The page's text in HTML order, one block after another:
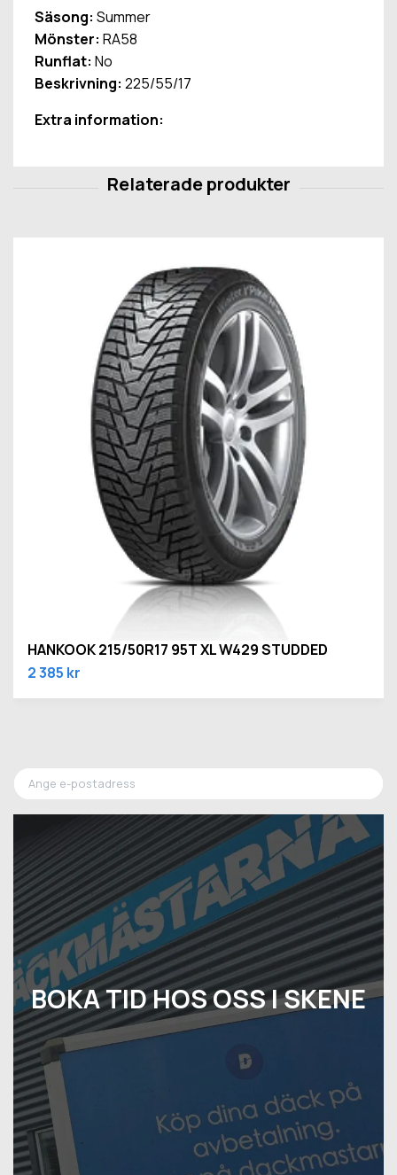
BOKA TID HOS OSS I SKENE
Säsong: Summer
Mönster: RA58
Runflat: No
Beskrivning: 225/55/17
Extra information:
HANKOOK 215/50R17 95T XL W429 STUDDED
2 385 kr